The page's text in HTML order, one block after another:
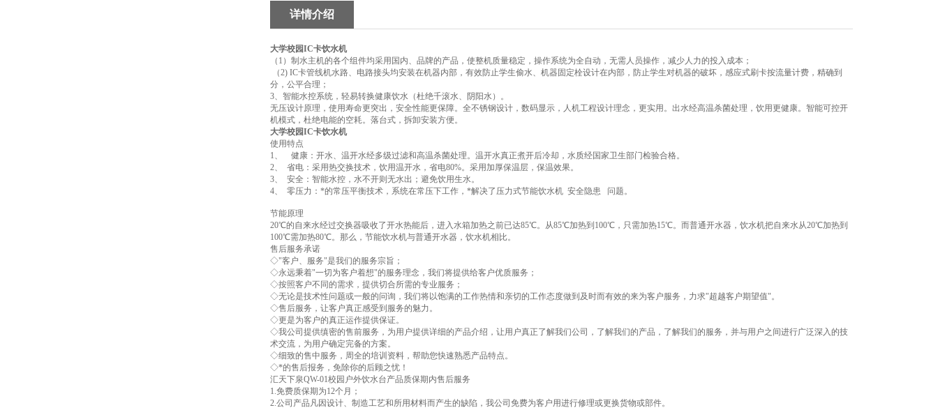
详情介绍
大学校园IC卡饮水机
（1）制水主机的各个组件均采用国内、品牌的产品，使整机质量稳定，操作系统为全自动，无需人员操作，减少人力的投入成本；
（2) IC卡管线机水路、电路接头均安装在机器内部，有效防止学生偷水、机器固定栓设计在内部，防止学生对机器的破坏，感应式刷卡按流量计费，精确到
分，公平合理；
3、智能水控系统，轻易转换健康饮水（杜绝千滚水、阴阳水）。
无压设计原理，使用寿命更突出，安全性能更保障。全不锈钢设计，数码显示，人机工程设计理念，更实用。出水经高温杀菌处理，饮用更健康。智能可控开
机模式，杜绝电能的空耗。落台式，拆卸安装方便。
大学校园IC卡饮水机
使用特点
1、 健康：开水、温开水经多级过滤和高温杀菌处理。温开水真正煮开后冷却，水质经国家卫生部门检验合格。
2、 省电：采用热交换技术，饮用温开水，省电80%。采用加厚保温层，保温效果。
3、 安全：智能水控，水不开则无水出；避免饮用生水。
4、 零压力：*的常压平衡技术，系统在常压下工作，*解决了压力式节能饮水机 安全隐患 问题。
节能原理
20℃的自来水经过交换器吸收了开水热能后，进入水箱加热之前已达85℃。从85℃加热到100℃，只需加热15℃。而普通开水器，饮水机把自来水从20℃加热到
100℃需加热80℃。那么，节能饮水机与普通开水器，饮水机相比。
售后服务承诺
◇"客户、服务"是我们的服务宗旨；
◇永远秉着"一切为客户着想"的服务理念，我们将提供给客户优质服务；
◇按照客户不同的需求，提供切合所需的专业服务；
◇无论是技术性问题或一般的问询，我们将以饱满的工作热情和亲切的工作态度做到及时而有效的来为客户服务，力求"超越客户期望值"。
◇售后服务，让客户真正感受到服务的魅力。
◇更是为客户的真正运作提供保证。
◇我公司提供缜密的售前服务，为用户提供详细的产品介绍，让用户真正了解我们公司，了解我们的产品，了解我们的服务，并与用户之间进行广泛深入的技
术交流，为用户确定完备的方案。
◇细致的售中服务，周全的培训资料，帮助您快速熟悉产品特点。
◇*的售后报务，免除你的后顾之忧！
汇天下泉QW-01校园户外饮水台产品质保期内售后服务
1.免费质保期为12个月；
2.公司产品凡因设计、制造工艺和所用材料而产生的缺陷，我公司免费为客户用进行修理或更换货物或部件。